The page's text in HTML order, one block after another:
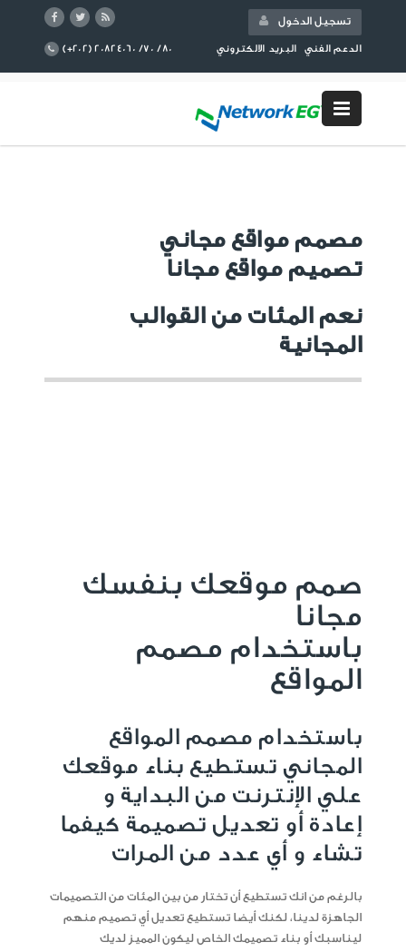
تسجيل الدخول
(+202) 20824060 /70 /80 البريد الالكتروني الدعم الفني
مصمم مواقع مجاني
تصميم مواقع مجانا
نعم المئات من القوالب
المجانية
صمم موقعك بنفسك
مجانا
باستخدام مصمم
المواقع
باستخدام مصمم المواقع
المجاني تستطيع بناء موقعك
علي الإنترنت من البداية و
إعادة أو تعديل تصميمة كيفما
تشاء و أي عدد من المرات
بالرغم من انك تستطيع أن تختار من بين المئات من التصميمات
الجاهزة لدينا، لكنك أيضا تستطيع تعديل أي تصميم منهم
ليناسبك أو بناء تصميمك الخاص ليكون المميز لديك